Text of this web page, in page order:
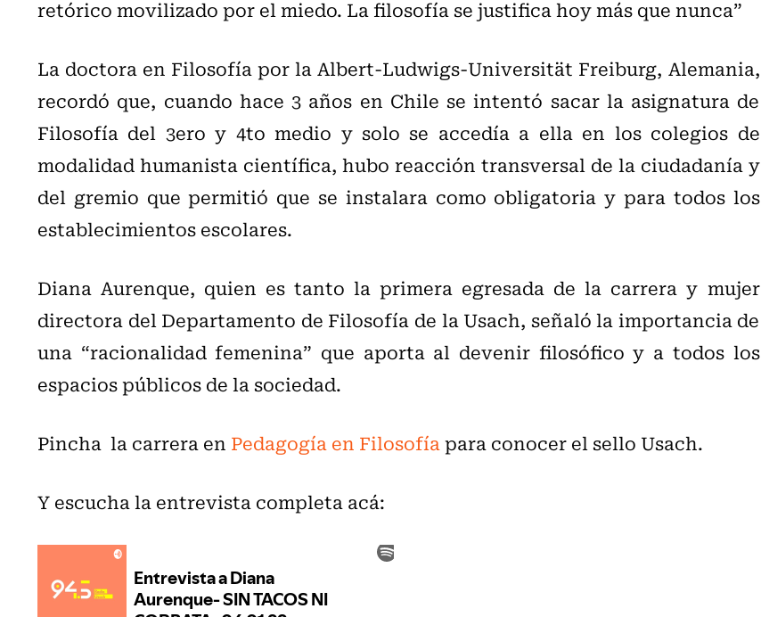
retórico movilizado por el miedo. La filosofía se justifica hoy más que nunca”
La doctora en Filosofía por la Albert-Ludwigs-Universität Freiburg, Alemania,
recordó que, cuando hace 3 años en Chile se intentó sacar la asignatura de
Filosofía del 3ero y 4to medio y solo se accedía a ella en los colegios de
modalidad humanista científica, hubo reacción transversal de la ciudadanía y
del gremio que permitió que se instalara como obligatoria y para todos los
establecimientos escolares.
Diana Aurenque, quien es tanto la primera egresada de la carrera y mujer
directora del Departamento de Filosofía de la Usach, señaló la importancia de
una “racionalidad femenina” que aporta al devenir filosófico y a todos los
espacios públicos de la sociedad.
Pincha la carrera en Pedagogía en Filosofíapara conocer el sello Usach.
Y escucha la entrevista completa acá: